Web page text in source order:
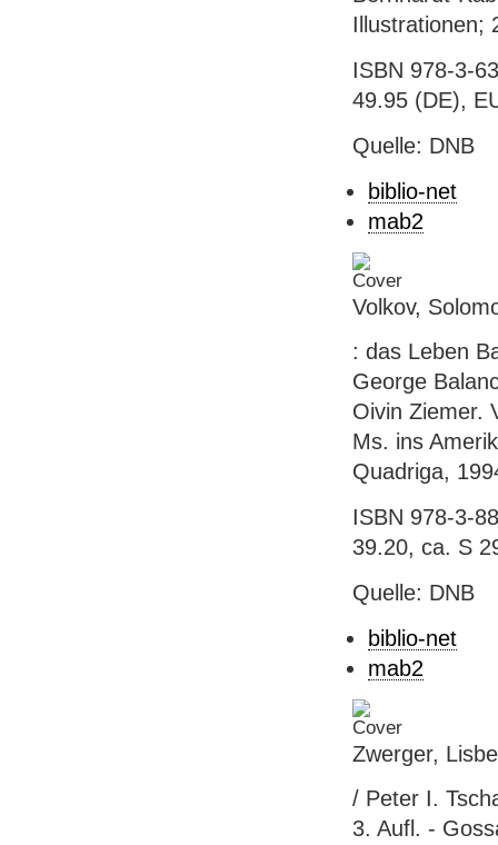
Illustrationen;
ISBN 978-3-
49.95 (DE),
Quelle: DNB
biblio-net
mab2
Volkov,
: das Leben
George
Oivin Ziemer.
Ms. ins
Quadriga,
ISBN 978-3-
39.20, ca. S
Quelle: DNB
biblio-net
mab2
Zwerger,
/ Peter I.
3. Aufl. -